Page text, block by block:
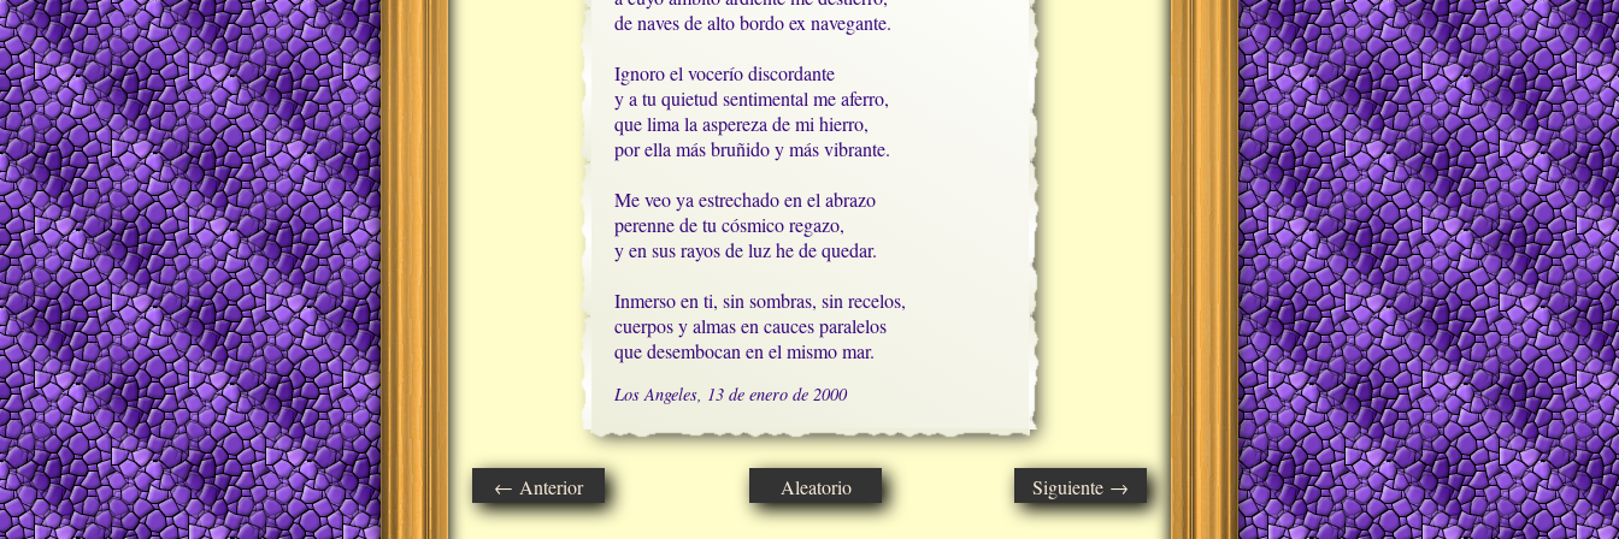
de naves de alto bordo ex navegante.
Ignoro el vocerío discordante
y a tu quietud sentimental me aferro,
que lima la aspereza de mi hierro,
por ella más bruñido y más vibrante.
Me veo ya estrechado en el abrazo
perenne de tu cósmico regazo,
y en sus rayos de luz he de quedar.
Inmerso en ti, sin sombras, sin recelos,
cuerpos y almas en cauces paralelos
que desembocan en el mismo mar.
Los Angeles, 13 de enero de 2000
← Anterior Aleatorio Siguiente →